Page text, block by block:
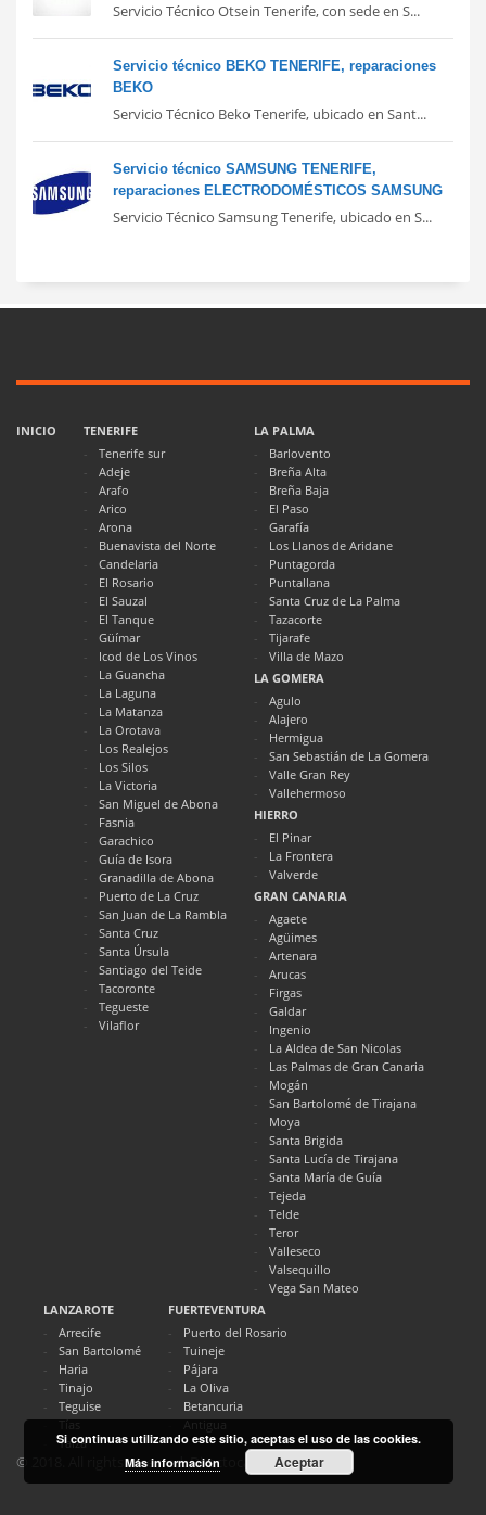
Servicio Técnico Otsein Tenerife, con sede en S...
Servicio técnico BEKO TENERIFE, reparaciones
BEKO
Servicio Técnico Beko Tenerife, ubicado en Sant...
Servicio técnico SAMSUNG TENERIFE,
reparaciones ELECTRODOMÉSTICOS SAMSUNG
Servicio Técnico Samsung Tenerife, ubicado en S...
INICIO
TENERIFE
Tenerife sur
Adeje
Arafo
Arico
Arona
Buenavista del Norte
Candelaria
El Rosario
El Sauzal
El Tanque
Güímar
Icod de Los Vinos
La Guancha
La Laguna
La Matanza
La Orotava
Los Realejos
Los Silos
La Victoria
San Miguel de Abona
Fasnia
Garachico
Guía de Isora
Granadilla de Abona
Puerto de La Cruz
San Juan de La Rambla
Santa Cruz
Santa Úrsula
Santiago del Teide
Tacoronte
Tegueste
Vilaflor
LA PALMA
Barlovento
Breña Alta
Breña Baja
El Paso
Garafía
Los Llanos de Aridane
Puntagorda
Puntallana
Santa Cruz de La Palma
Tazacorte
Tijarafe
Villa de Mazo
LA GOMERA
Agulo
Alajero
Hermigua
San Sebastián de La Gomera
Valle Gran Rey
Vallehermoso
HIERRO
El Pinar
La Frontera
Valverde
GRAN CANARIA
Agaete
Agüimes
Artenara
Arucas
Firgas
Galdar
Ingenio
La Aldea de San Nicolas
Las Palmas de Gran Canaria
Mogán
San Bartolomé de Tirajana
Moya
Santa Brigida
Santa Lucía de Tirajana
Santa María de Guía
Tejeda
Telde
Teror
Valleseco
Valsequillo
Vega San Mateo
LANZAROTE
Arrecife
San Bartolomé
Haria
Tinajo
Teguise
Tías
Yaiza
FUERTEVENTURA
Puerto del Rosario
Tuineje
Pájara
La Oliva
Betancuria
Antigua
© 2018. All rights reserved. Directocanarias.com
Si continuas utilizando este sitio, aceptas el uso de las cookies.
Más información
Aceptar